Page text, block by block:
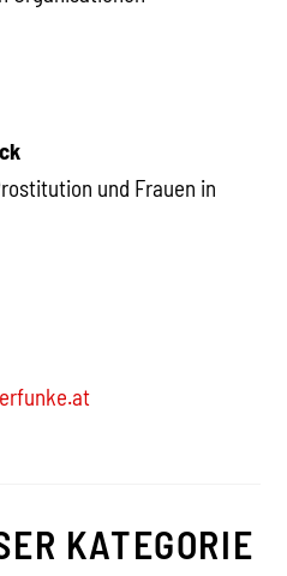
und Frauen in
KATEGORIE